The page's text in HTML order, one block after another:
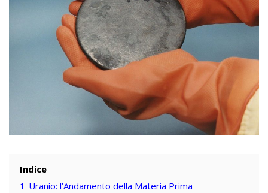
Indice
1 Uranio: l’Andamento della Materia Prima